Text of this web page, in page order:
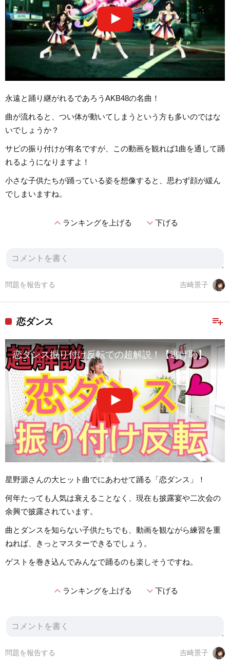
永遠と踊り継がれるであろうAKB48の名曲！
曲が流れると、つい体が動いてしまうという方も多いのではな
いでしょうか？
サビの振り付けが有名ですが、この動画を観れば1曲を通して踊
れるようになりますよ！
小さな子供たちが踊っている姿を想像すると、思わず顔が緩ん
でしまいますね。
expand_lessランキングを上げる expand_more下げる
吉崎景子
問題を報告する
playlist_add
恋ダンス
恋ダンス振り付け反転での超解説！【逃げ恥】
星野源さんの大ヒット曲でにあわせて踊る「恋ダンス」！
何年たっても人気は衰えることなく、現在も披露宴や二次会の
余興で披露されています。
曲とダンスを知らない子供たちでも、動画を観ながら練習を重
ねれば、きっとマスターできるでしょう。
ゲストを巻き込んでみんなで踊るのも楽しそうですね。
expand_lessランキングを上げる expand_more下げる
吉崎景子
問題を報告する